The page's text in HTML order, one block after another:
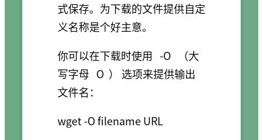
式保存。为下载的文件提供自定
义名称是个好主意。
你可以在下载时使用 -O
（大
写字母 O ） 选项来提供输出
文件名：